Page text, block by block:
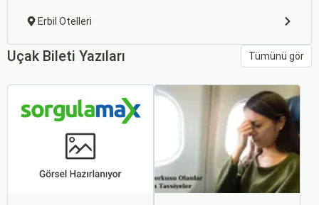
Erbil Otelleri
Uçak Bileti Yazıları Tümünü gör